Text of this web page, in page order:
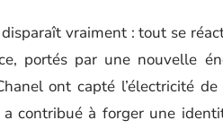
vraiment : tout se
portés par une nouvelle
ont capté l’électricité
a contribué à forger une